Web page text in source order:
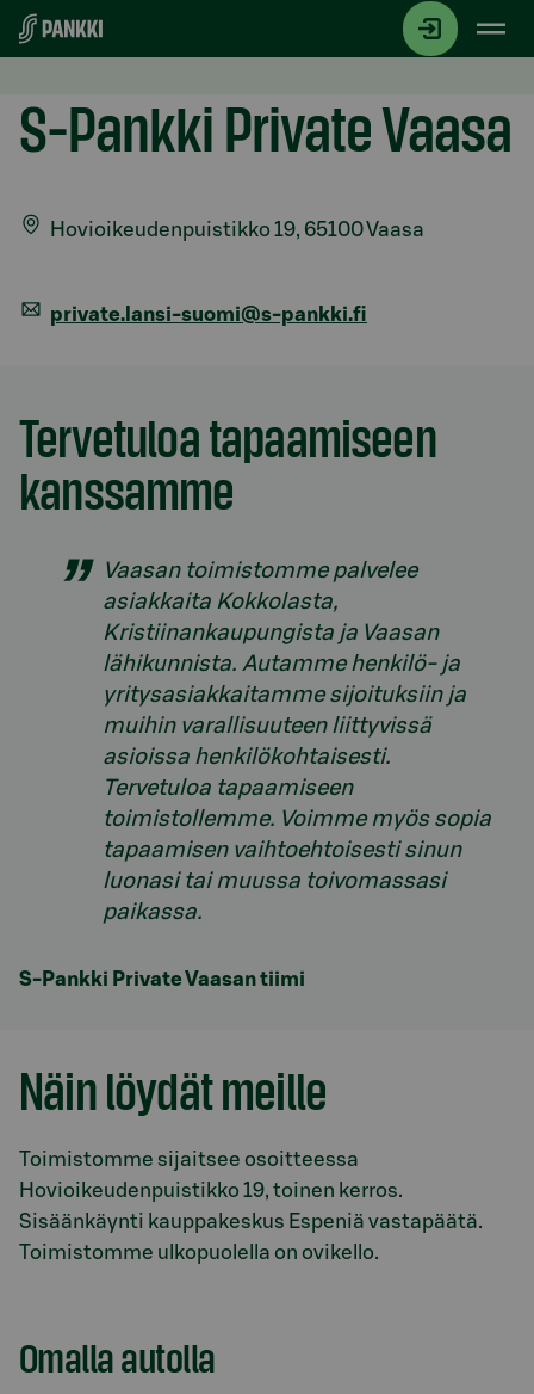
Siirry suoraan sisältöön
Yhteystiedot
S-Pankki Private Vaasa
Hovioikeudenpuistikko 19, 65100 Vaasa
private.lansi-suomi@s-pankki.fi
Tervetuloa tapaamiseen
kanssamme
Vaasan toimistomme palvelee
asiakkaita Kokkolasta,
Kristiinankaupungista ja Vaasan
lähikunnista. Autamme henkilö- ja
yritysasiakkaitamme sijoituksiin ja
muihin varallisuuteen liittyvissä
asioissa henkilökohtaisesti.
Tervetuloa tapaamiseen
toimistollemme. Voimme myös sopia
tapaamisen vaihtoehtoisesti sinun
luonasi tai muussa toivomassasi
paikassa.
S-Pankki Private Vaasan tiimi
Näin löydät meille
Toimistomme sijaitsee osoitteessa
Hovioikeudenpuistikko 19, toinen kerros.
Sisäänkäynti kauppakeskus Espeniä vastapäätä.
Toimistomme ulkopuolella on ovikello.
Omalla autolla